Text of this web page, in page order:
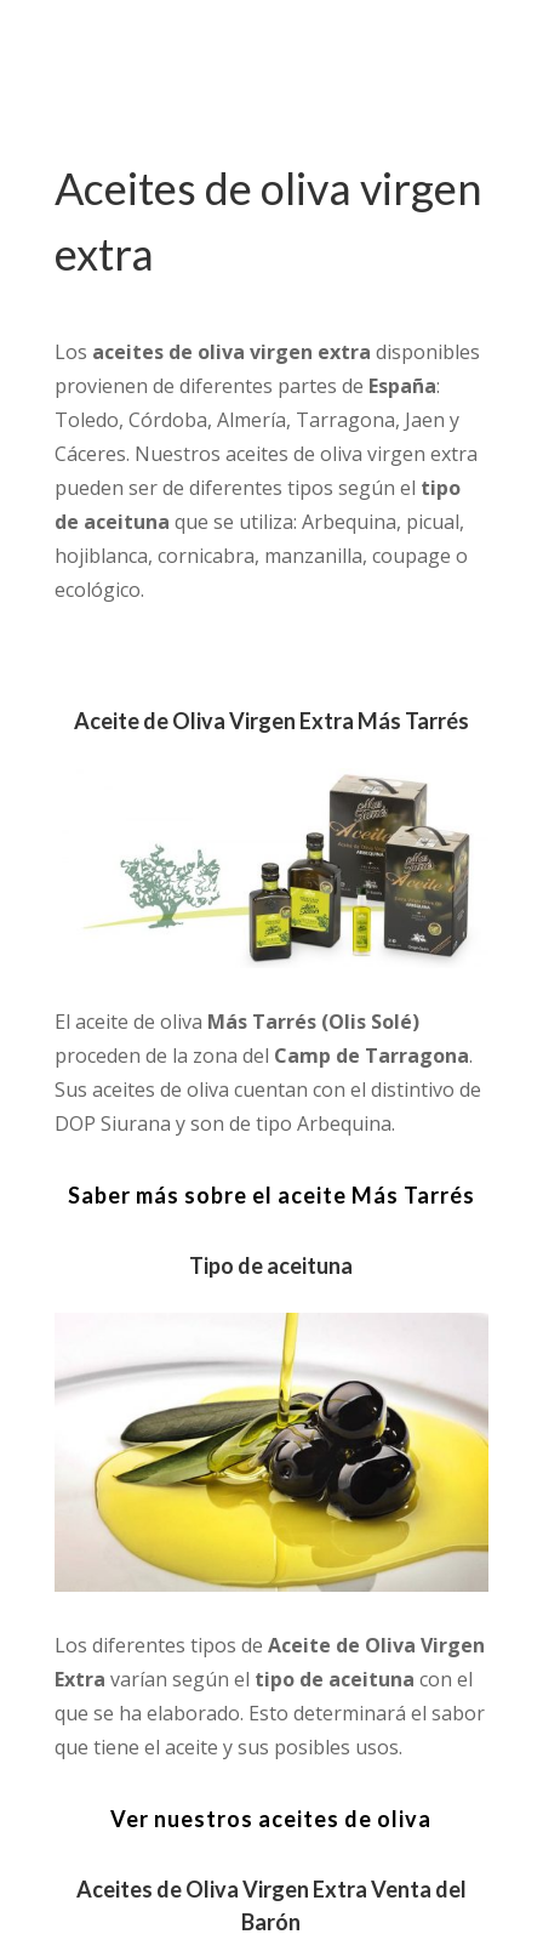
Aceites de oliva virgen
extra
Los aceites de oliva virgen extra disponibles
provienen de diferentes partes de España:
Toledo, Córdoba, Almería, Tarragona, Jaen y
Cáceres. Nuestros aceites de oliva virgen extra
pueden ser de diferentes tipos según el tipo
de aceituna que se utiliza: Arbequina, picual,
hojiblanca, cornicabra, manzanilla, coupage o
ecológico.
Aceite de Oliva Virgen Extra Más Tarrés
El aceite de oliva Más Tarrés (Olis Solé)
proceden de la zona del Camp de Tarragona.
Sus aceites de oliva cuentan con el distintivo de
DOP Siurana y son de tipo Arbequina.
Saber más sobre el aceite Más Tarrés
Tipo de aceituna
Los diferentes tipos de Aceite de Oliva Virgen
Extra varían según el tipo de aceituna con el
que se ha elaborado. Esto determinará el sabor
que tiene el aceite y sus posibles usos.
Ver nuestros aceites de oliva
Aceites de Oliva Virgen Extra Venta del
Barón